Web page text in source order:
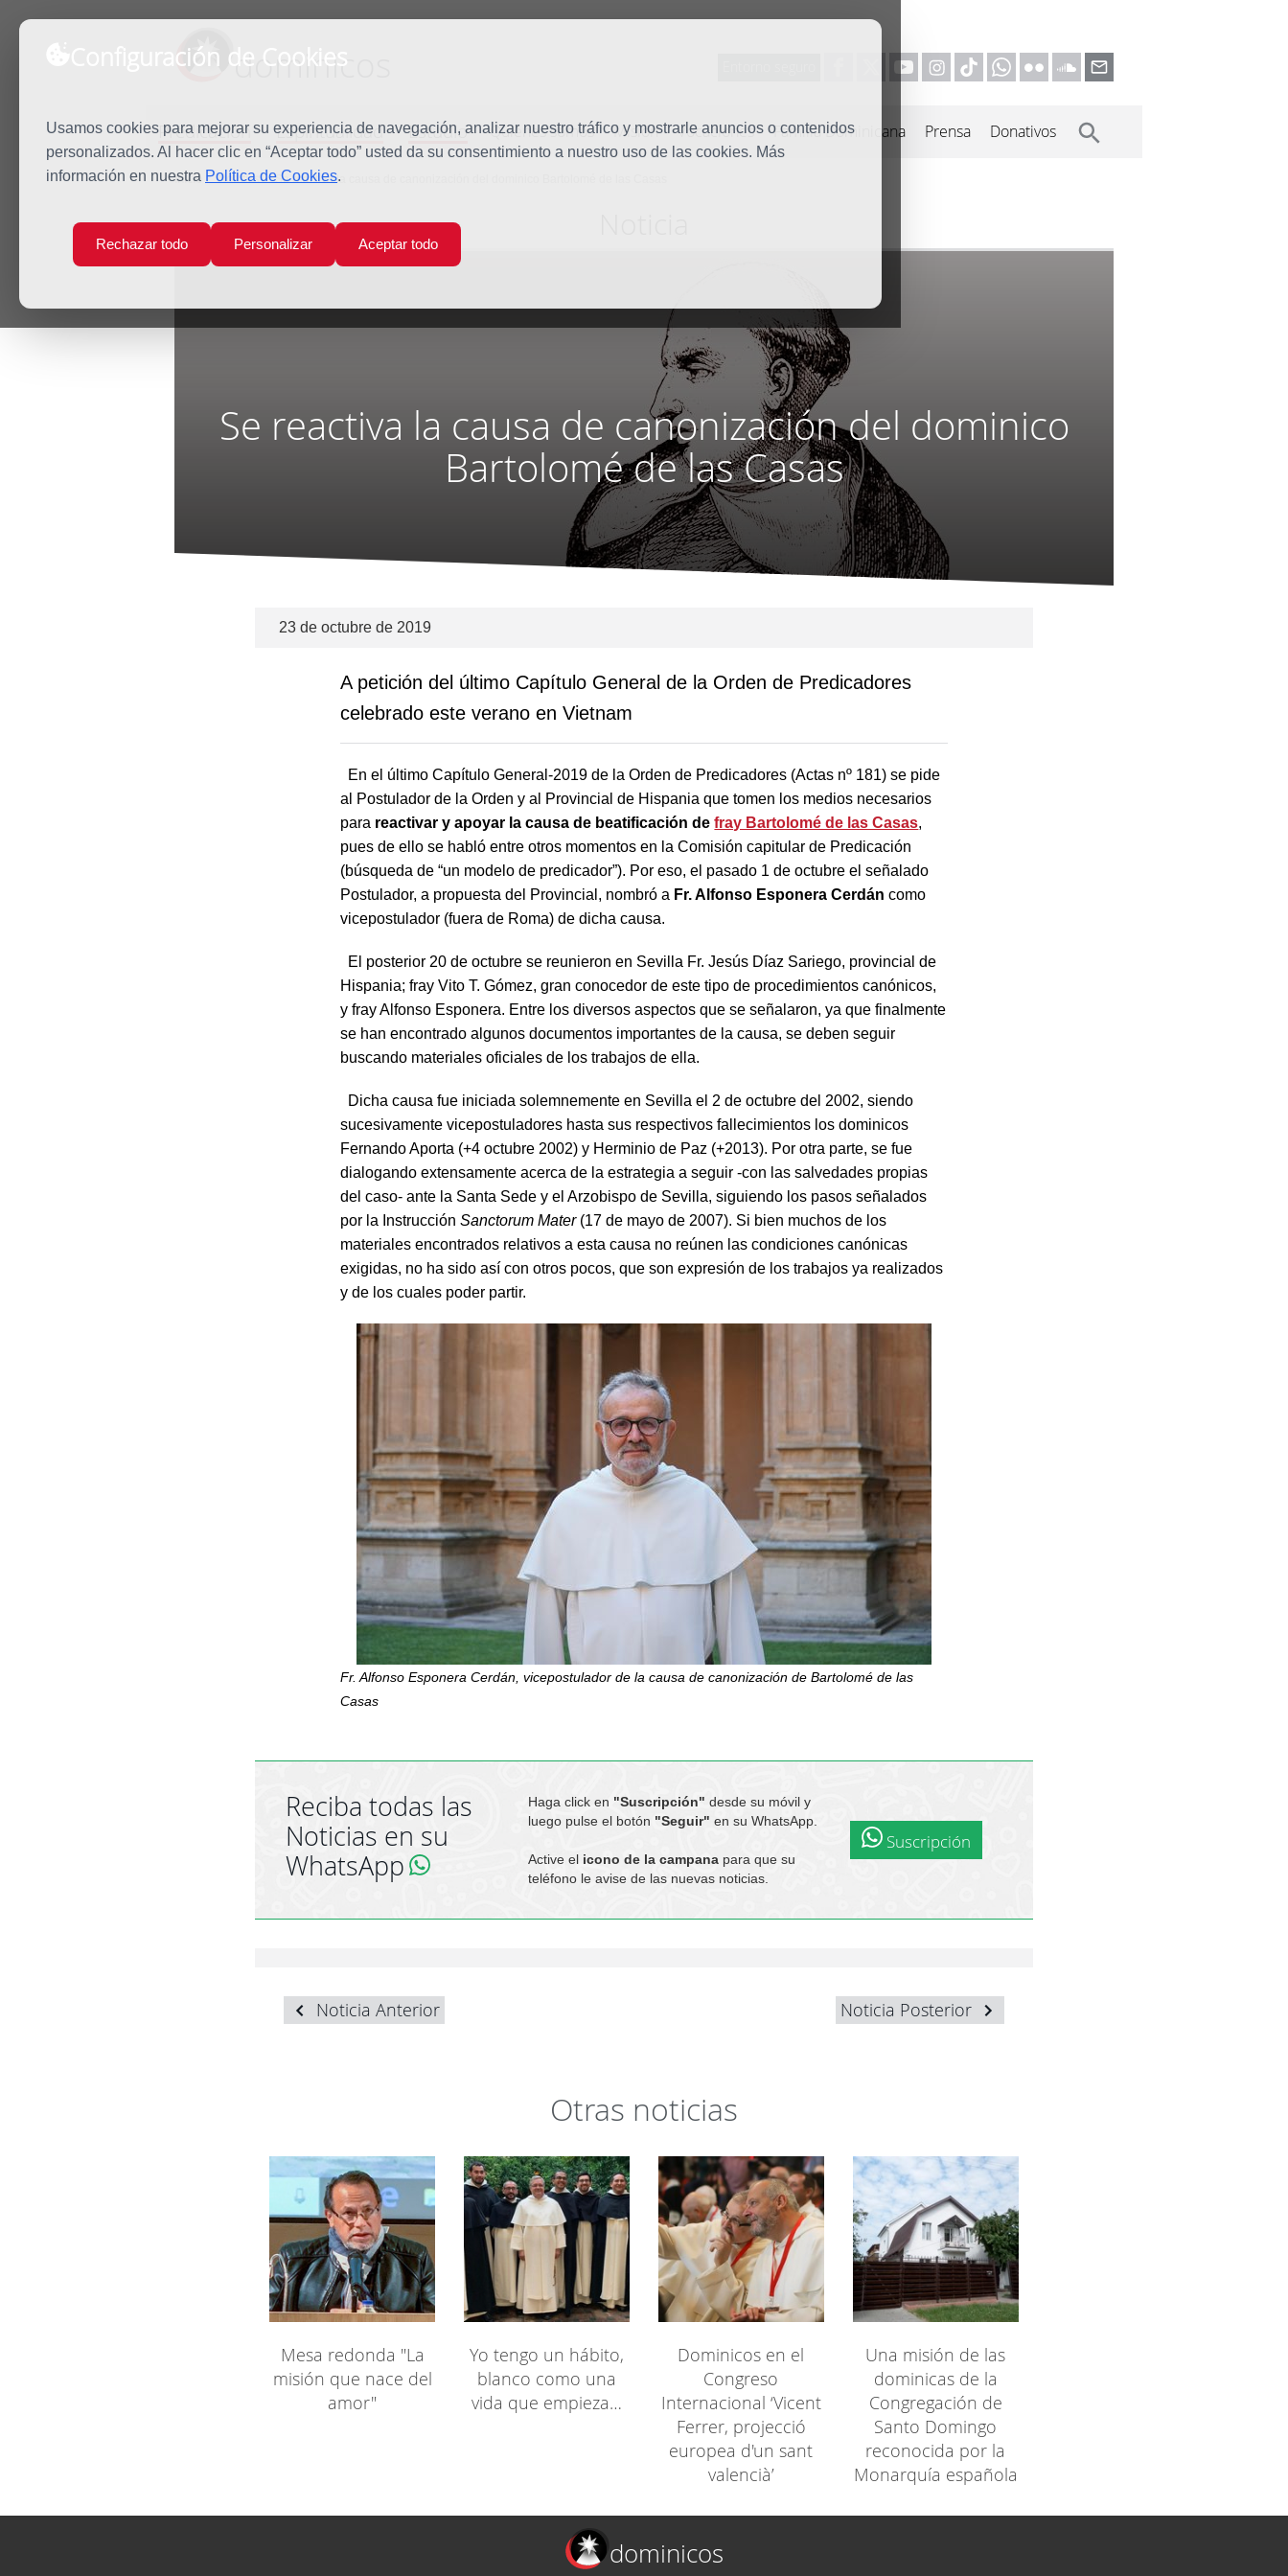
Configuración de Cookies
Usamos cookies para mejorar su experiencia de navegación, analizar nuestro tráfico y mostrarle anuncios o contenidos
personalizados. Al hacer clic en “Aceptar todo” usted da su consentimiento a nuestro uso de las cookies. Más
información en nuestra Política de Cookies.
Rechazar todo Personalizar Aceptar todo
dominicos
Predicación Espiritualidad Estudio Quiénes somos Misión Vocaciones Familia Dominicana Prensa Donativos
Inicio Noticias Se reactiva la causa de canonización del dominico Bartolomé de las Casas
Se reactiva la causa de canonización del dominico
Bartolomé de las Casas
23 de octubre de 2019
A petición del último Capítulo General de la Orden de Predicadores
celebrado este verano en Vietnam
En el último Capítulo General-2019 de la Orden de Predicadores (Actas nº 181) se pide
al Postulador de la Orden y al Provincial de Hispania que tomen los medios necesarios
para reactivar y apoyar la causa de beatificación defray Bartolomé de las Casas,
pues de ello se habló entre otros momentos en la Comisión capitular de Predicación
(búsqueda de “un modelo de predicador”). Por eso, el pasado 1 de octubre el señalado
Postulador, a propuesta del Provincial, nombró a Fr. Alfonso Esponera Cerdán como
vicepostulador (fuera de Roma) de dicha causa.
El posterior 20 de octubre se reunieron en Sevilla Fr. Jesús Díaz Sariego, provincial de
Hispania; fray Vito T. Gómez, gran conocedor de este tipo de procedimientos canónicos,
y fray Alfonso Esponera. Entre los diversos aspectos que se señalaron, ya que finalmente
se han encontrado algunos documentos importantes de la causa, se deben seguir
buscando materiales oficiales de los trabajos de ella.
Dicha causa fue iniciada solemnemente en Sevilla el 2 de octubre del 2002, siendo
sucesivamente vicepostuladores hasta sus respectivos fallecimientos los dominicos
Fernando Aporta (+4 octubre 2002) y Herminio de Paz (+2013). Por otra parte, se fue
dialogando extensamente acerca de la estrategia a seguir -con las salvedades propias
del caso- ante la Santa Sede y el Arzobispo de Sevilla, siguiendo los pasos señalados
por la InstrucciónSanctorum Mater(17 de mayo de 2007). Si bien muchos de los
materiales encontrados relativos a esta causa no reúnen las condiciones canónicas
exigidas, no ha sido así con otros pocos, que son expresión de los trabajos ya realizados
y de los cuales poder partir.
Fr. Alfonso Esponera Cerdán, vicepostulador de la causa de canonización de Bartolomé de las
Casas
Reciba todas las
Noticias en su
WhatsApp
Haga click en "Suscripción" desde su móvil y
luego pulse el botón "Seguir" en su WhatsApp.
Active el icono de la campanapara que su
teléfono le avise de las nuevas noticias.
Suscripción
Noticia Posterior
Noticia Anterior
Otras noticias
Mesa redonda "La
misión que nace del
amor"
Yo tengo un hábito,
blanco como una
vida que empieza…
Dominicos en el
Congreso
Internacional ‘Vicent
Ferrer, projecció
europea d'un sant
valencià’
Una misión de las
dominicas de la
Congregación de
Santo Domingo
reconocida por la
Monarquía española
dominicos